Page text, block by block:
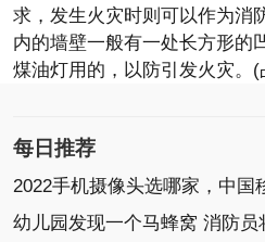
求，发生火灾时则可以作为消
内的墙壁一般有一处长方形的
煤油灯用的，以防引发火灾。(
每日推荐
2022手机摄像头选哪家，中国
幼儿园发现一个马蜂窝 消防员